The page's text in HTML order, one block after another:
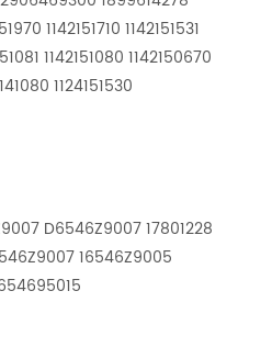
1142151710 1142151531
1142151080 1142150670
1124151530
D6546Z9007 17801228
16546Z9005